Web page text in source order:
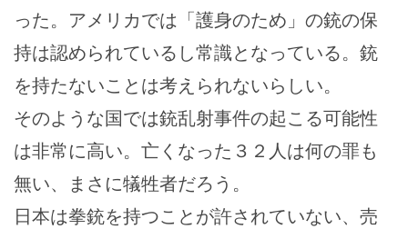
った。アメリカでは「護身のため」の銃の保
持は認められているし常識となっている。銃
を持たないことは考えられないらしい。
そのような国では銃乱射事件の起こる可能性
は非常に高い。亡くなった３２人は何の罪も
無い、まさに犠牲者だろう。
日本は拳銃を持つことが許されていない、売